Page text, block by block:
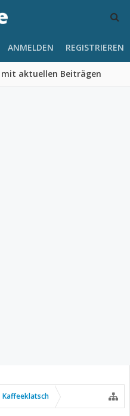
mit aktuellen Beiträgen
ANMELDEN REGISTRIEREN
Kaffeeklatsch